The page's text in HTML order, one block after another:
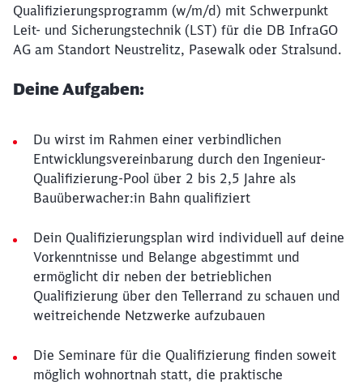
Qualifizierungsprogramm (w/m/d) mit Schwerpunkt
Leit- und Sicherungstechnik (LST) für die DB InfraGO
AG am Standort Neustrelitz, Pasewalk oder Stralsund.
Deine Aufgaben:
Du wirst im Rahmen einer verbindlichen
Entwicklungsvereinbarung durch den Ingenieur-
Qualifizierung-Pool über 2 bis 2,5 Jahre als
Bauüberwacher:in Bahn qualifiziert
Dein Qualifizierungsplan wird individuell auf deine
Vorkenntnisse und Belange abgestimmt und
ermöglicht dir neben der betrieblichen
Qualifizierung über den Tellerrand zu schauen und
weitreichende Netzwerke aufzubauen
Die Seminare für die Qualifizierung finden soweit
möglich wohnortnah statt, die praktische